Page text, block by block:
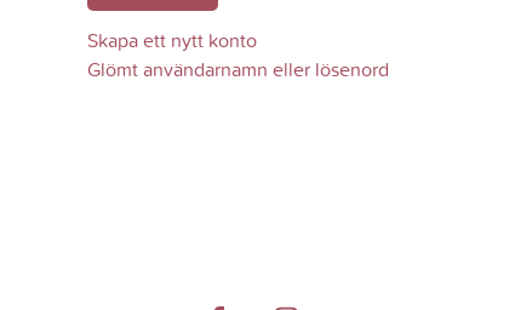
Skapa ett nytt konto
Glömt användarnamn eller lösenord